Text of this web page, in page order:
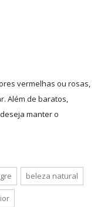
vermelhas ou rosas,
Além de baratos,
manter o
beleza natural